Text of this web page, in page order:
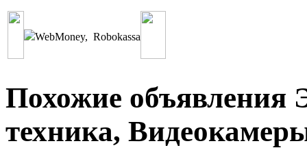
WebMoney, Robokassa
Похожие объявления
техника,